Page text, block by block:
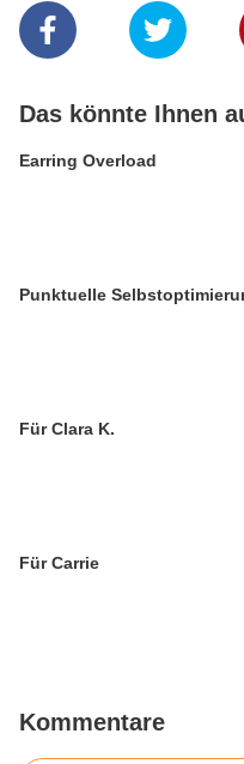
Das könnte Ihnen
Earring Overload
Punktuelle
Für Clara K.
Für Carrie
Kommentare